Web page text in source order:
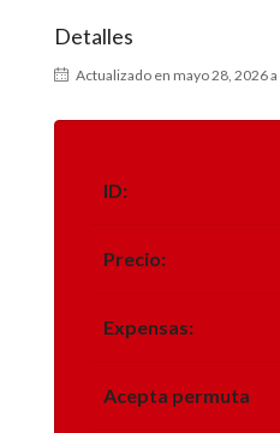
Detalles
Actualizado en mayo 28, 2026 a
ID:
Precio:
Expensas:
Acepta permuta